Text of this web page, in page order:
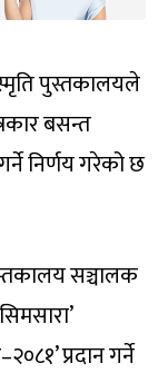
पुस्तकालयले
बसन्त
निर्णय गरेको छ
सञ्चालक
प्रदान गर्ने